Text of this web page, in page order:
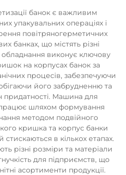
банок є важливим
упакувальних операціях і
повітряногерметичних
банках, що містять різні
виконує ключову
на корпусах банок за
процесів, забезпечуючи
його забрудненню та
придатності. Машина для
працює шляхом формування
методом подвійного
кришка та корпус банки
в кількох етапах.
різні розміри та матеріали
для підприємств, що
асортименти продукції.